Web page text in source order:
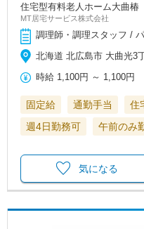
住宅型有料老人ホーム大曲椿
MT居宅サービス株式会社
調理師・調理スタッフ /
北海道 北広島市 大曲光3
時給 1,100円 ～ 1,100円
固定給 通勤手当 住
週4日勤務可
午前のみ
気になる